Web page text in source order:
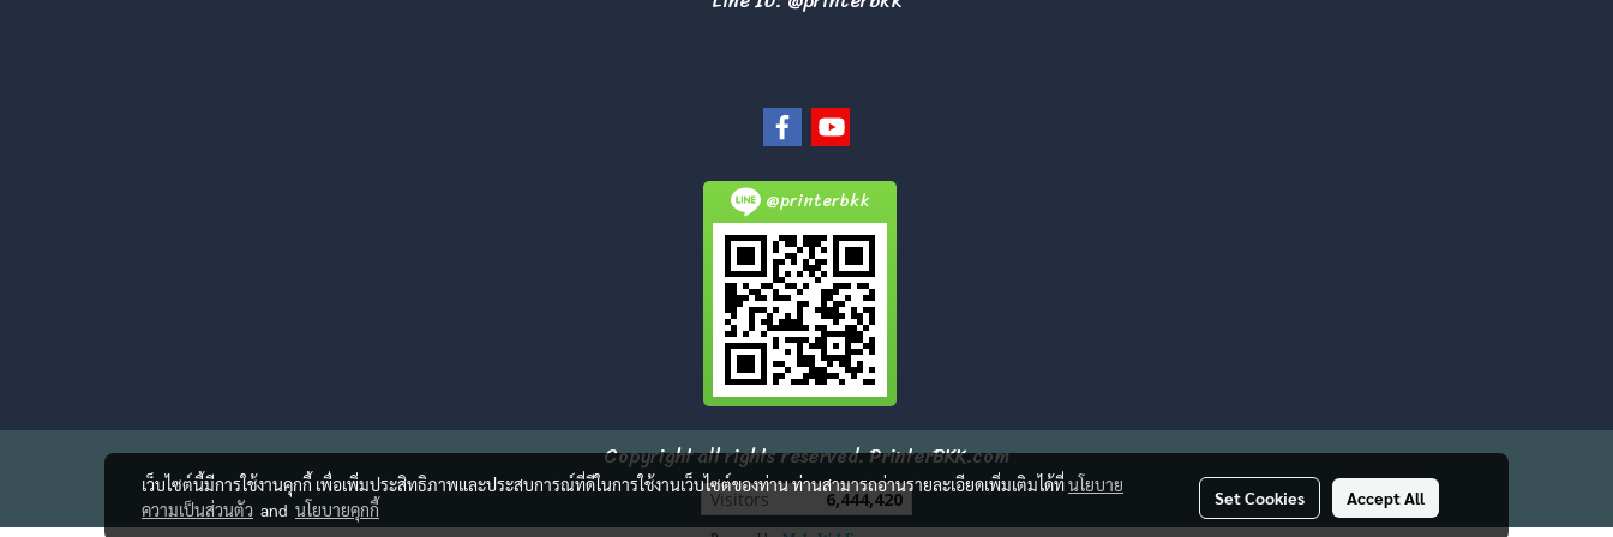
@printerbkk
Copyright all rights reserved. PrinterBKK.com
Today's visitor 1
เว็บไซต์นี้มีการใช้งานคุกกี้ เพื่อเพิ่มประสิทธิภาพและประสบการณ์ที่ดีในการใช้งานเว็บไซต์ของท่าน ท่านสามารถอ่านรายละเอียดเพิ่มเติมได้ที่นโยบาย
ความเป็นส่วนตัว and นโยบายคุกกี้
Set Cookies Accept All